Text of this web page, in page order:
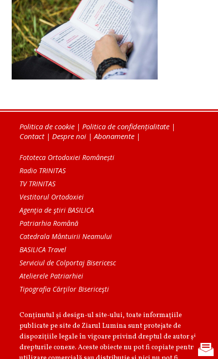
Politica de cookie | Politica de confidențialitate |
Contact| Despre noi | Abonamente |
Fototeca Ortodoxiei Românești
Radio TRINITAS
TV TRINITAS
Vestitorul Ortodoxiei
Agenţia de ştiri BASILICA
Patriarhia Română
Catedrala Mântuirii Neamului
BASILICA Travel
Serviciul de Colportaj Bisericesc
Atelierele Patriarhiei
Tipografia Cărţilor Bisericeşti
Conținutul și design-ul site-ului, toate informaţiile
publicate pe site de Ziarul Lumina sunt protejate de
dispoziţiile legale în vigoare privind dreptul de autor şi
drepturile conexe. Aceste obiecte nu pot fi copiate pentru